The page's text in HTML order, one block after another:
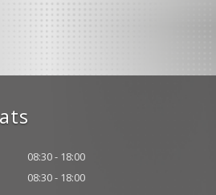
08:30 - 18:00
08:30 - 18:00